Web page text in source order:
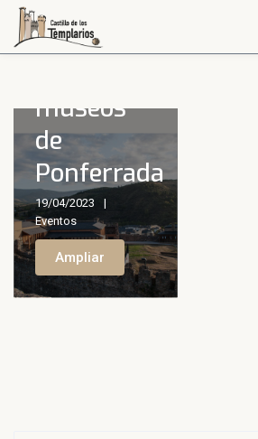
actividades
en el
museos
de
Ponferrada
19/04/2023
Eventos
Ampliar